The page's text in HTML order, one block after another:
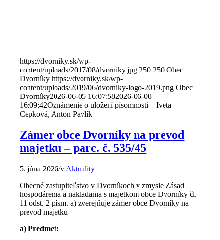
https://dvorniky.sk/wp-
content/uploads/2017/08/dvorniky.jpg 250 250 Obec
Dvorníky https://dvorniky.sk/wp-
content/uploads/2019/06/dvorniky-logo-2019.png Obec
Dvorníky2026-06-05 16:07:582026-06-08
16:09:42Oznámenie o uložení písomnosti – Iveta
Cepková, Anton Pavlík
Zámer obce Dvorníky na prevod
majetku – parc. č. 535/45
5. júna 2026/v Aktuality
Obecné zastupiteľstvo v Dvorníkoch v zmysle Zásad
hospodárenia a nakladania s majetkom obce Dvorníky čl.
11 odst. 2 písm. a) zverejňuje zámer obce Dvorníky na
prevod majetku
a) Predmet: